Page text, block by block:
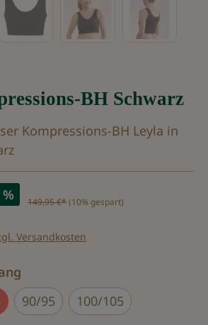
BH Schwarz
Kompressions-BH Leyla in
% 149,95 €*(10% gespart)
Versandkosten
90/95
100/105